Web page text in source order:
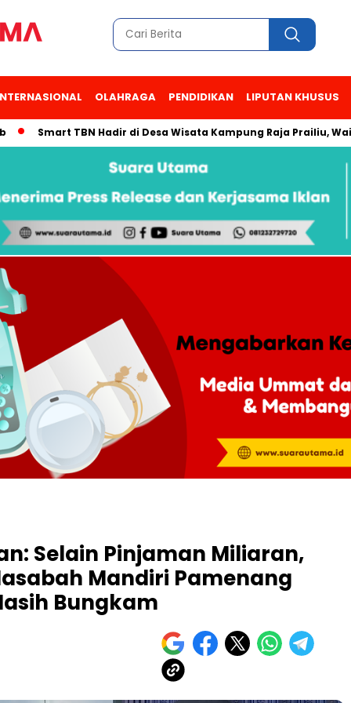
OLAHRAGA PENDIDIKAN LIPUTAN KHUSUS
TBN Hadir di Desa Wisata Kampung Raja Prailiu, Waingapu!
Selain Pinjaman Miliaran,
Mandiri Pamenang
Bungkam